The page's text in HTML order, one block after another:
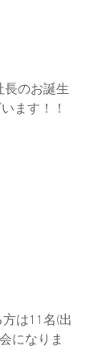
長のお誕生
ます！！
は11名(出
になりま